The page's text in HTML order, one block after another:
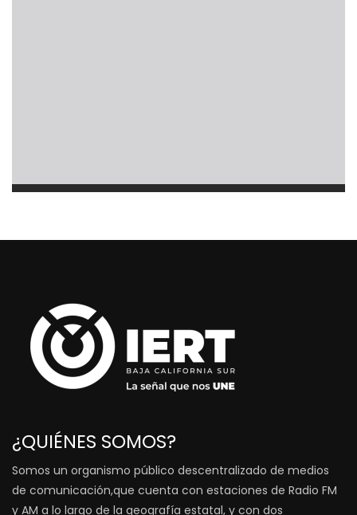
¿QUIÉNES SOMOS?
Somos un organismo público descentralizado de medios
de comunicación,que cuenta con estaciones de Radio FM
y AM a lo largo de la geografía estatal, y con dos